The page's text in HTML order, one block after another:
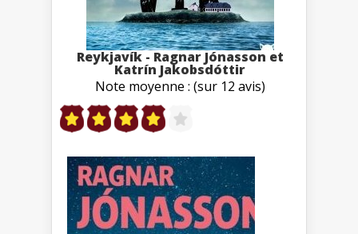
Reykjavík - Ragnar Jónasson et
Katrín Jakobsdóttir
Note moyenne : (sur 12 avis)